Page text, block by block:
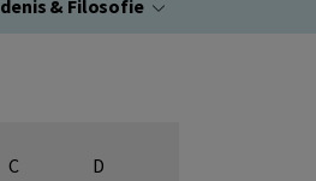
& Filosofie
C
D